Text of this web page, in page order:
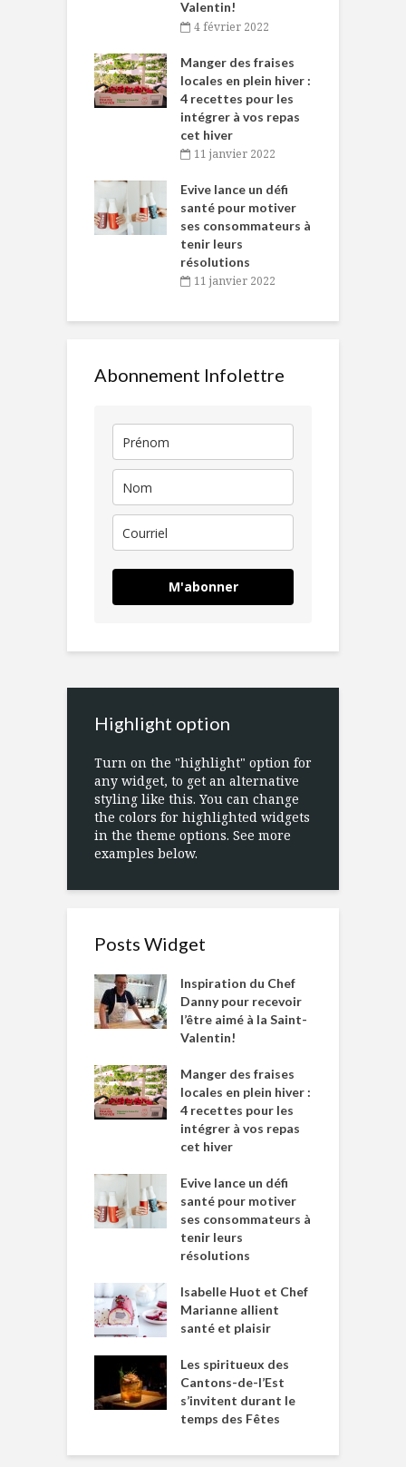
Valentin!
4 février 2022
Manger des fraises
locales en plein hiver :
4 recettes pour les
intégrer à vos repas
cet hiver
11 janvier 2022
Evive lance un défi
santé pour motiver
ses consommateurs à
tenir leurs
résolutions
11 janvier 2022
Abonnement Infolettre
M'abonner
Highlight option
Turn on the "highlight" option for
any widget, to get an alternative
styling like this. You can change
the colors for highlighted widgets
in the theme options. See more
examples below.
Posts Widget
Inspiration du Chef
Danny pour recevoir
l’être aimé à la Saint-
Valentin!
Manger des fraises
locales en plein hiver :
4 recettes pour les
intégrer à vos repas
cet hiver
Evive lance un défi
santé pour motiver
ses consommateurs à
tenir leurs
résolutions
Isabelle Huot et Chef
Marianne allient
santé et plaisir
Les spiritueux des
Cantons-de-l’Est
s’invitent durant le
temps des Fêtes